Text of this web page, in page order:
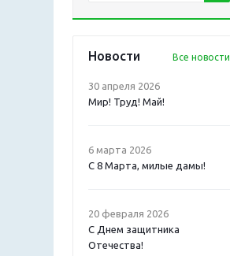
Новости Все новости
30 апреля 2026
Мир! Труд! Май!
6 марта 2026
С 8 Марта, милые дамы!
20 февраля 2026
С Днем защитника
Отечества!